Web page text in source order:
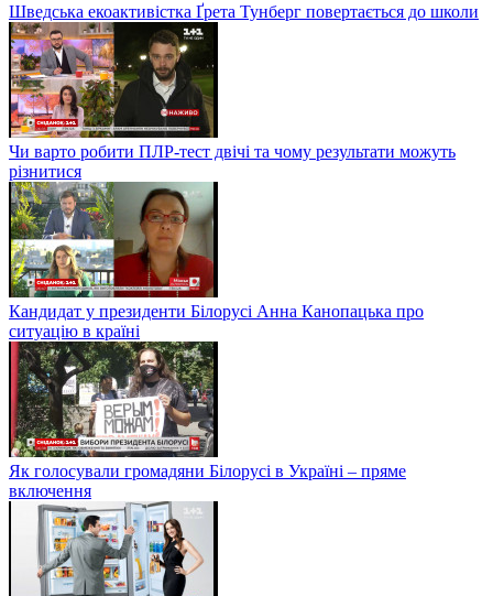
Шведська екоактивістка Ґрета Тунберг повертається до школи
Чи варто робити ПЛР-тест двічі та чому результати можуть
різнитися
Кандидат у президенти Білорусі Анна Канопацька про
ситуацію в країні
Як голосували громадяни Білорусі в Україні – пряме
включення